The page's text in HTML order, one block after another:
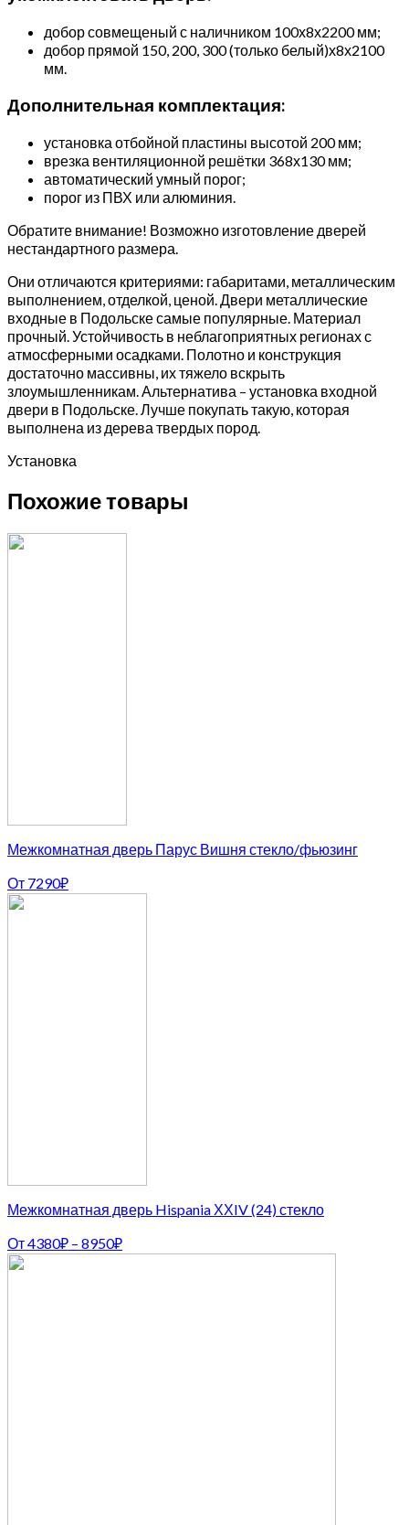
добор совмещеный с наличником 100х8х2200 мм;
добор прямой 150, 200, 300 (только белый)х8х2100
мм.
Дополнительная комплектация:
установка отбойной пластины высотой 200 мм;
врезка вентиляционной решётки 368х130 мм;
автоматический умный порог;
порог из ПВХ или алюминия.
Обратите внимание! Возможно изготовление дверей
нестандартного размера.
Они отличаются критериями: габаритами, металлическим
выполнением, отделкой, ценой. Двери металлические
входные в Подольске самые популярные. Материал
прочный. Устойчивость в неблагоприятных регионах с
атмосферными осадками. Полотно и конструкция
достаточно массивны, их тяжело вскрыть
злоумышленникам. Альтернатива – установка входной
двери в Подольске. Лучше покупать такую, которая
выполнена из дерева твердых пород.
Установка
Похожие товары
Межкомнатная дверь Парус Вишня стекло/фьюзинг
От 7290₽
Межкомнатная дверь Hispania ХХIV (24) стекло
От4380₽ – 8950₽